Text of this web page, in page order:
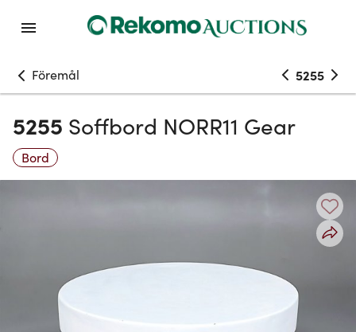
Föremål 5255
5255 Soffbord NORR11 Gear
Bord